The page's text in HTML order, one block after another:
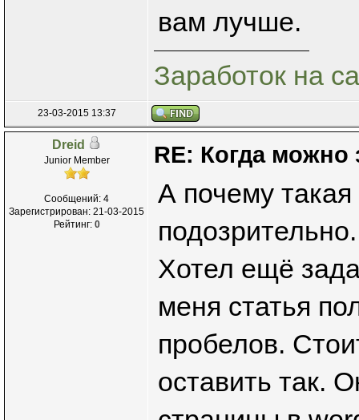
вам лучше.
Заработок на
23-03-2015 13:37
Dreid
Junior Member
Сообщений: 4
Зарегистрирован: 21-03-2015
Рейтинг: 0
RE: Когда можно
А почему
подозрительно.
Хотел ещё
меня статья
пробелов.
оставить так.